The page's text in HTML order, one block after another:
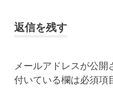
ビ
ゲ
返信を残す
メールアドレスが公開
付いている欄は必須項